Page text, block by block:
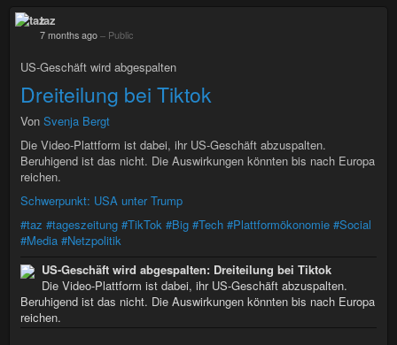
taz
7 months ago – Public
US-Geschäft wird abgespalten
Dreiteilung bei Tiktok
Von Svenja Bergt
Die Video-Plattform ist dabei, ihr US-Geschäft abzuspalten.
Beruhigend ist das nicht. Die Auswirkungen könnten bis nach Europa
reichen.
Schwerpunkt: USA unter Trump
#taz #tageszeitung #TikTok #Big #Tech #Plattformökonomie #Social
#Media #Netzpolitik
US-Geschäft wird abgespalten: Dreiteilung bei Tiktok
Die Video-Plattform ist dabei, ihr US-Geschäft abzuspalten.
Beruhigend ist das nicht. Die Auswirkungen könnten bis nach Europa
reichen.